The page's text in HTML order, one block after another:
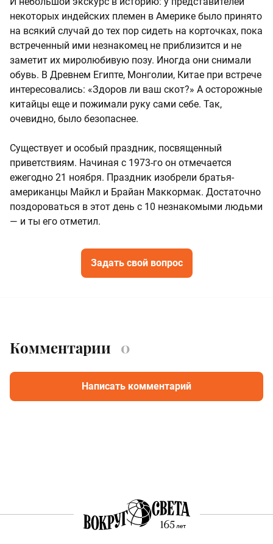
некоторых индейских племен в Америке было принято
на всякий случай до тех пор сидеть на корточках, пока
встреченный ими незнакомец не приблизится и не
заметит их миролюбивую позу. Иногда они снимали
обувь. В Древнем Египте, Монголии, Китае при встрече
интересовались: «Здоров ли ваш скот?» А осторожные
китайцы еще и пожимали руку сами себе. Так,
очевидно, было безопаснее.
Существует и особый праздник, посвященный
приветствиям. Начиная с 1973-го он отмечается
ежегодно 21 ноября. Праздник изобрели братья-
американцы Майкл и Брайан Маккормак. Достаточно
поздороваться в этот день с 10 незнакомыми людьми
— и ты его отметил.
Задать свой вопрос
Комментарии 0
Написать комментарий